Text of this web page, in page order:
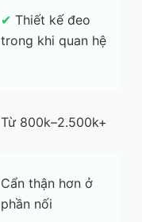
✔ Thiết kế đeo
trong khi quan hệ
Từ 800k–2.500k+
Cẩn thận hơn ở
phần nối